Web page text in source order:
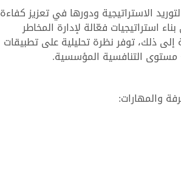
الاستراتيجية ودورها في تعزيز كفاءة
استراتيجيات فعّالة لإدارة المخاطر
إلى ذلك، توفر نظرة تحليلية على تطبيقات
مستوى التنافسية المؤسسية.
والمهارات: